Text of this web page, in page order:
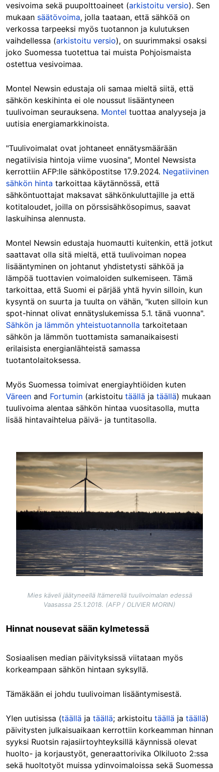
vesivoima sekä puupolttoaineet (arkistoitu versio). Sen
mukaan säätövoima, jolla taataan, että sähköä on
verkossa tarpeeksi myös tuotannon ja kulutuksen
vaihdellessa (arkistoitu versio), on suurimmaksi osaksi
joko Suomessa tuotettua tai muista Pohjoismaista
ostettua vesivoimaa.
Montel Newsin edustaja oli samaa mieltä siitä, että
sähkön keskihinta ei ole noussut lisääntyneen
tuulivoiman seurauksena. Montel tuottaa analyyseja ja
uutisia energiamarkkinoista.
"Tuulivoimalat ovat johtaneet ennätysmäärään
negatiivisia hintoja viime vuosina", Montel Newsista
kerrottiin AFP:lle sähköpostitse 17.9.2024. Negatiivinen
sähkön hinta tarkoittaa käytännössä, että
sähköntuottajat maksavat sähkönkuluttajille ja että
kotitaloudet, joilla on pörssisähkösopimus, saavat
laskuihinsa alennusta.
Montel Newsin edustaja huomautti kuitenkin, että jotkut
saattavat olla sitä mieltä, että tuulivoiman nopea
lisääntyminen on johtanut yhdistetysti sähköä ja
lämpöä tuottavien voimaloiden sulkemiseen. Tämä
tarkoittaa, että Suomi ei pärjää yhtä hyvin silloin, kun
kysyntä on suurta ja tuulta on vähän, "kuten silloin kun
spot-hinnat olivat ennätyslukemissa 5.1. tänä vuonna".
Sähkön ja lämmön yhteistuotannolla tarkoitetaan
sähkön ja lämmön tuottamista samanaikaisesti
erilaisista energianlähteistä samassa
tuotantolaitoksessa.
Myös Suomessa toimivat energiayhtiöiden kuten
Väreen and Fortumin (arkistoitu täällä ja täällä) mukaan
tuulivoima alentaa sähkön hintaa vuositasolla, mutta
lisää hintavaihtelua päivä- ja tuntitasolla.
Image
Mies käveli jäätyneellä Itämerellä tuulivoimalan edessä
Vaasassa 25.1.2018. (AFP / OLIVIER MORIN)
Hinnat nousevat sään kylmetessä
Sosiaalisen median päivityksissä viitataan myös
korkeampaan sähkön hintaan syksyllä.
Tämäkään ei johdu tuulivoiman lisääntymisestä.
Ylen uutisissa (täällä ja täällä; arkistoitu täällä ja täällä)
päivitysten julkaisuaikaan kerrottiin korkeamman hinnan
syyksi Ruotsin rajasiirtoyhteyksillä käynnissä olevat
huolto- ja korjaustyöt, generaattorivika Olkiluoto 2:ssa
sekä huoltotyöt muissa ydinvoimaloissa sekä Suomessa